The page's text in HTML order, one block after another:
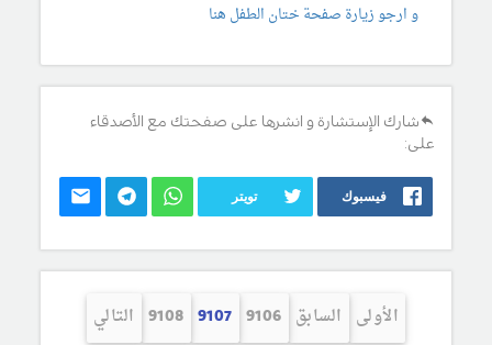
و ارجو زيارة صفحة ختان الطفل هنا
شارك الإستشارة و انشرها على صفحتك مع الأصدقاء
على:
فيسبوك تويتر
الأولى السابق 9106
9107
9108 التالي